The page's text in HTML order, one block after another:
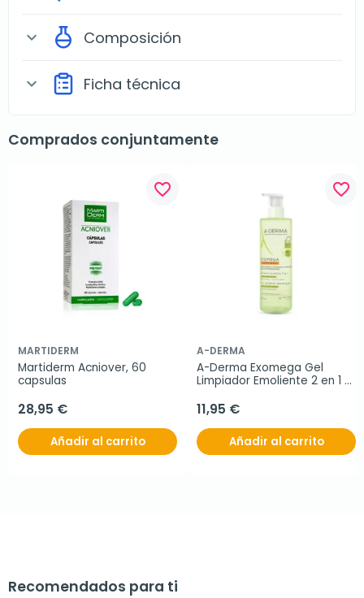
expand_more Composición
expand_more Ficha técnica
Comprados conjuntamente
favorite_border
MARTIDERM
Martiderm Acniover, 60
capsulas
28,95 €
Añadir al carrito
favorite_border
A-DERMA
A-Derma Exomega Gel
Limpiador Emoliente 2 en 1
11,95 €
Añadir al carrito
Recomendados para ti